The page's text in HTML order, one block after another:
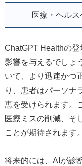
医療・ヘル
ChatGPT Healthの
影響を与えるでしょ
いて、より迅速かつ
り、患者はパーソナ
恵を受けられます。
医療ミスの削減、そ
ことが期待されます。
将来的には、AIが診